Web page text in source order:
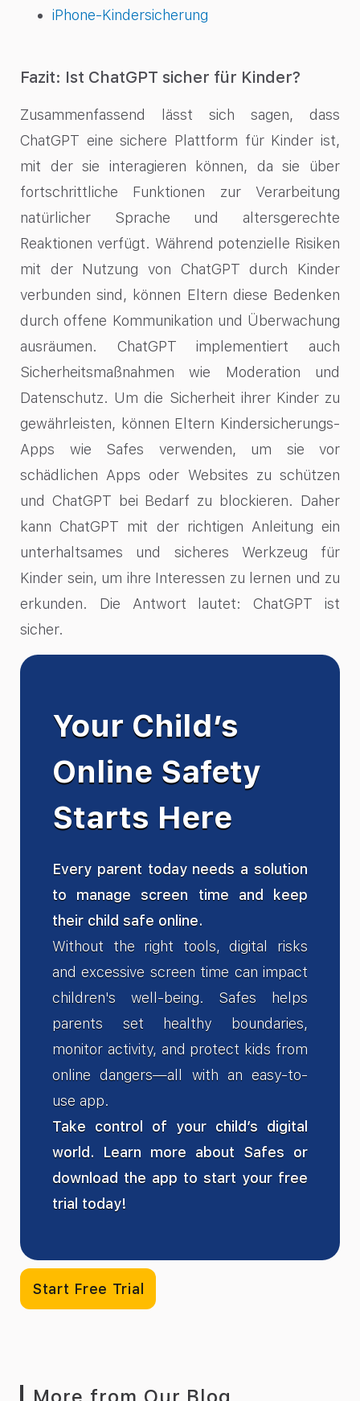
iPhone-Kindersicherung
Fazit: Ist ChatGPT sicher für Kinder?
Zusammenfassend lässt sich sagen, dass
ChatGPT eine sichere Plattform für Kinder ist,
mit der sie interagieren können, da sie über
fortschrittliche Funktionen zur Verarbeitung
natürlicher Sprache und altersgerechte
Reaktionen verfügt. Während potenzielle Risiken
mit der Nutzung von ChatGPT durch Kinder
verbunden sind, können Eltern diese Bedenken
durch offene Kommunikation und Überwachung
ausräumen. ChatGPT implementiert auch
Sicherheitsmaßnahmen wie Moderation und
Datenschutz. Um die Sicherheit ihrer Kinder zu
gewährleisten, können Eltern Kindersicherungs-
Apps wie Safes verwenden, um sie vor
schädlichen Apps oder Websites zu schützen
und ChatGPT bei Bedarf zu blockieren. Daher
kann ChatGPT mit der richtigen Anleitung ein
unterhaltsames und sicheres Werkzeug für
Kinder sein, um ihre Interessen zu lernen und zu
erkunden. Die Antwort lautet: ChatGPT ist
sicher.
Your Child’s
Online Safety
Starts Here
Every parent today needs a solution
to manage screen time and keep
their child safe online.
Without the right tools, digital risks
and excessive screen time can impact
children's well-being. Safes helps
parents set healthy boundaries,
monitor activity, and protect kids from
online dangers—all with an easy-to-
use app.
Take control of your child’s digital
world. Learn more about Safes or
download the app to start your free
trial today!
Start Free Trial